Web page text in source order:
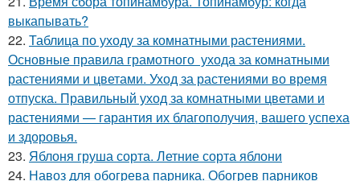
выкапывать?
22. Таблица по уходу за комнатными растениями.
Основные правила грамотного ухода за комнатными
растениями и цветами. Уход за растениями во время
отпуска. Правильный уход за комнатными цветами и
растениями — гарантия их благополучия, вашего успеха
и здоровья.
23. Яблоня груша сорта. Летние сорта яблони
24. Навоз для обогрева парника. Обогрев парников